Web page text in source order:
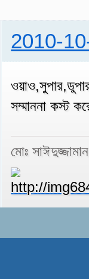
2010-
সম্মাননা
মোঃ